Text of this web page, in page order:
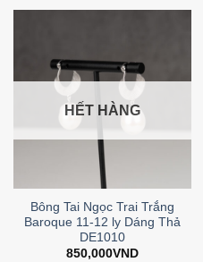
HẾT HÀNG
Bông Tai Ngọc Trai Trắng
Baroque 11-12 ly Dáng Thả
DE1010
850,000VND